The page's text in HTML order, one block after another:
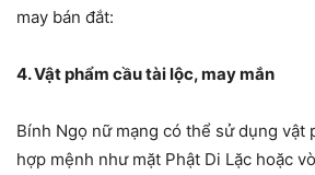
may bán đắt:
4. Vật phẩm cầu tài lộc, may mắn
Bính Ngọ nữ mạng có thể sử dụng vật
hợp mệnh như mặt Phật Di Lặc hoặc